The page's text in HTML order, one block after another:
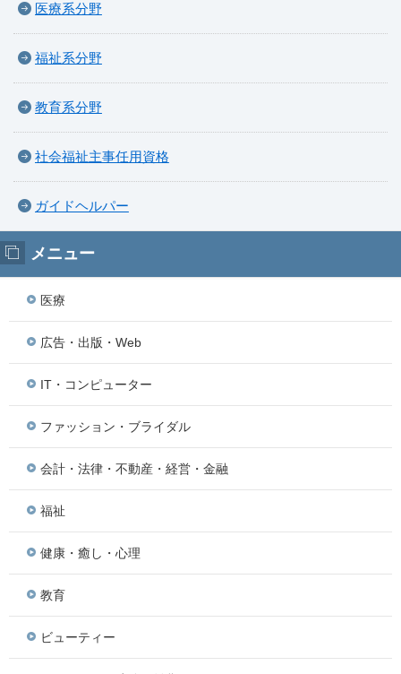
医療系分野
福祉系分野
教育系分野
社会福祉主事任用資格
ガイドヘルパー
メニュー
医療
広告・出版・Web
IT・コンピューター
ファッション・ブライダル
会計・法律・不動産・経営・金融
福祉
健康・癒し・心理
教育
ビューティー